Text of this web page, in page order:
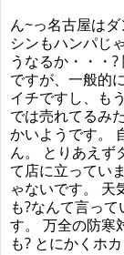
ん~っ名古屋は
シンもハンパじ
うなるか・・・
ですが、一般的
イチですし、も
では売れてるみ
かいようです。
ん。 とりあえず
て店に立ってい
ゃないです。 天
も?なんて言っ
す。 万全の防寒
も? とにかくホ